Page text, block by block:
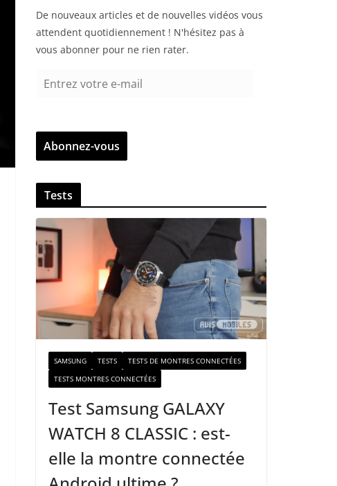
De nouveaux articles et de nouvelles vidéos vous
attendent quotidiennement ! N'hésitez pas à
vous abonner pour ne rien rater.
r
z
v
t
r
e
e
-
a
i
Abonnez-vous
Tests
SAMSUNG TESTS
TESTS DE MONTRES CONNECTÉES
TESTS MONTRES CONNECTÉES
Test Samsung GALAXY
WATCH 8 CLASSIC : est-
elle la montre connectée